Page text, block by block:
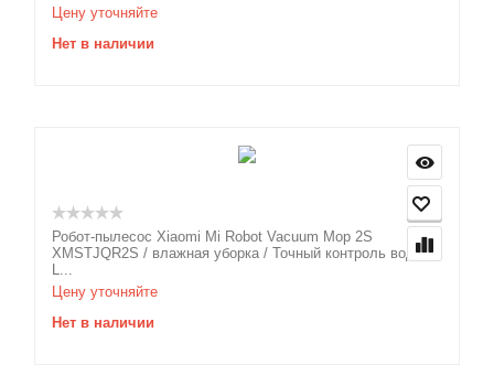
Цену уточняйте
Нет в наличии
Робот-пылесос Xiaomi Mi Robot Vacuum Mop 2S
XMSTJQR2S / влажная уборка / Точный контроль воды /
L...
Цену уточняйте
Нет в наличии